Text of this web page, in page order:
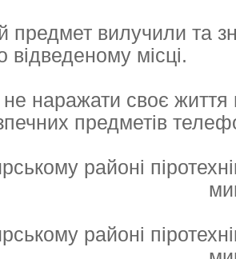
предмет вилучили та
відведеному місці.
наражати своє життя
предметів